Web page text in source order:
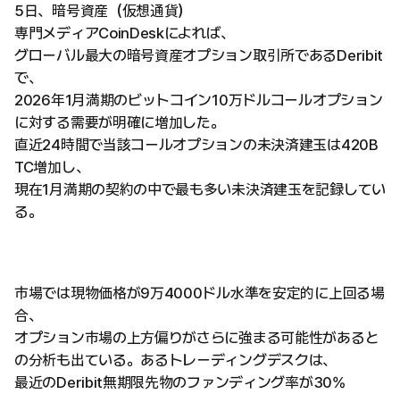
5日、暗号資産（仮想通貨）
専門メディアCoinDeskによれば、
グローバル最大の暗号資産オプション取引所であるDeribit
で、
2026年1月満期のビットコイン10万ドルコールオプション
に対する需要が明確に増加した。
直近24時間で当該コールオプションの未決済建玉は420B
TC増加し、
現在1月満期の契約の中で最も多い未決済建玉を記録してい
る。
市場では現物価格が9万4000ドル水準を安定的に上回る場
合、
オプション市場の上方偏りがさらに強まる可能性があると
の分析も出ている。あるトレーディングデスクは、
最近のDeribit無期限先物のファンディング率が30%